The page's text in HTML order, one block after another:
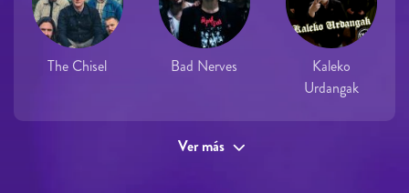
The Chisel Bad Nerves
Kaleko
Urdangak
Ver más